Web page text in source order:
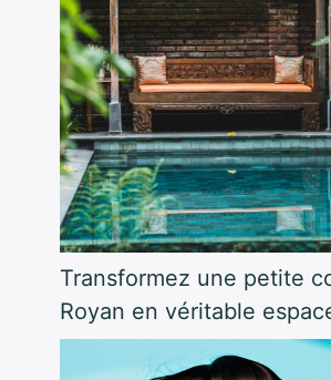
Transformez une petite
Royan en véritable